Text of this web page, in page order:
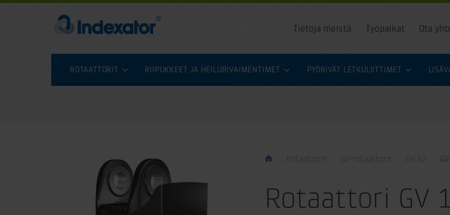
Tietoja meistä Työpaikat Ota
ROTAATTORIT RIIPUKKEET JA HEILURIVAIMENTIMET PYÖRIVÄT LETKULIITTIMET
Rotaattorit GV-rotaattorit GV 12
Rotaattori GV